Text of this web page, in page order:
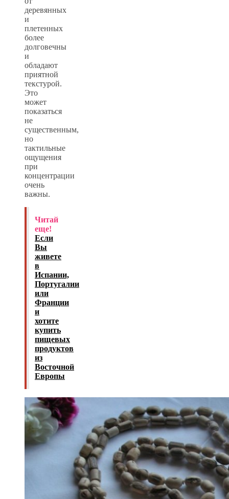
деревянных
и
плетенных
более
долговечны
и
обладают
приятной
текстурой.
Это
может
показаться
не
существенным,
но
тактильные
ощущения
при
концентрации
очень
важны.
Читай
еще!
Если
Вы
живете
в
Испании,
Португалии
или
Франции
и
хотите
купить
пищевых
продуктов
из
Восточной
Европы